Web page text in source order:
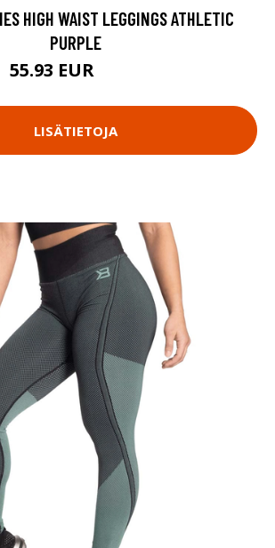
HIGH WAIST LEGGINGS ATHLETIC
PURPLE
55.93 EUR
LISÄTIETOJA